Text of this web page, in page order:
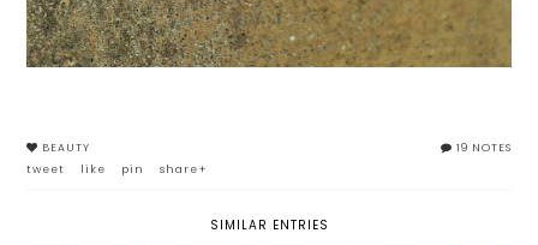
19 NOTES
BEAUTY
tweet
like pin share+
SIMILAR ENTRIES